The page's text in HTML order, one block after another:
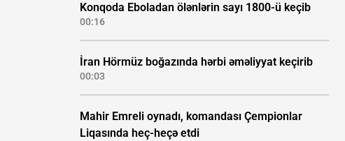
Konqoda Eboladan ölənlərin sayı 1800-ü keçib
00:16
İran Hörmüz boğazında hərbi əməliyyat keçirib
00:03
Mahir Emreli oynadı, komandası Çempionlar
Liqasında heç-heçə etdi